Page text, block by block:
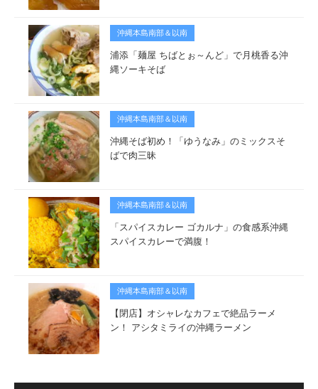
沖縄本島南部＆以南
浦添「麺屋 ちばとぉ～んど」で月桃香る沖
縄ソーキそば
沖縄本島南部＆以南
沖縄そば初め！「ゆうなみ」のミックスそ
ばで肉三昧
沖縄本島南部＆以南
「スパイスカレー ゴカルナ」の食感系沖縄
スパイスカレーで満腹！
沖縄本島南部＆以南
【閉店】オシャレなカフェで絶品ラーメ
ン！ アシタミライの沖縄ラーメン